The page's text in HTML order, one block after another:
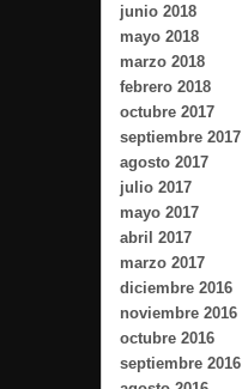
junio 2018
mayo 2018
marzo 2018
febrero 2018
octubre 2017
septiembre 2017
agosto 2017
julio 2017
mayo 2017
abril 2017
marzo 2017
diciembre 2016
noviembre 2016
octubre 2016
septiembre 2016